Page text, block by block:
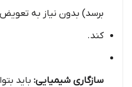
برسد) بدون نیاز به
کند.
سازگاری شیمیایی: باید